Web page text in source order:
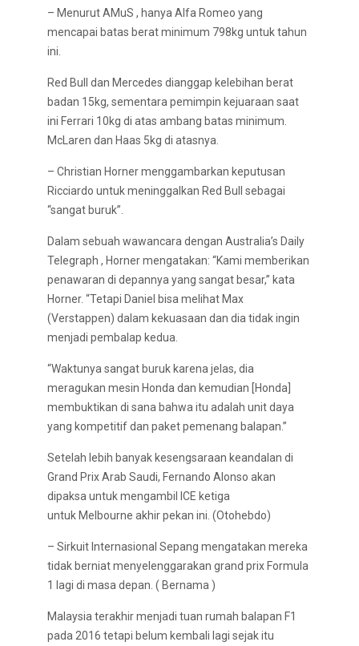
– Menurut AMuS , hanya Alfa Romeo yang
mencapai batas berat minimum 798kg untuk tahun
ini.
Red Bull dan Mercedes dianggap kelebihan berat
badan 15kg, sementara pemimpin kejuaraan saat
ini Ferrari 10kg di atas ambang batas minimum.
McLaren dan Haas 5kg di atasnya.
– Christian Horner menggambarkan keputusan
Ricciardo untuk meninggalkan Red Bull sebagai
“sangat buruk”.
Dalam sebuah wawancara dengan Australia’s Daily
Telegraph , Horner mengatakan: “Kami memberikan
penawaran di depannya yang sangat besar,” kata
Horner. “Tetapi Daniel bisa melihat Max
(Verstappen) dalam kekuasaan dan dia tidak ingin
menjadi pembalap kedua.
“Waktunya sangat buruk karena jelas, dia
meragukan mesin Honda dan kemudian [Honda]
membuktikan di sana bahwa itu adalah unit daya
yang kompetitif dan paket pemenang balapan.”
Setelah lebih banyak kesengsaraan keandalan di
Grand Prix Arab Saudi, Fernando Alonso akan
dipaksa untuk mengambil ICE ketiga
untuk Melbourne akhir pekan ini. (Otohebdo)
– Sirkuit Internasional Sepang mengatakan mereka
tidak berniat menyelenggarakan grand prix Formula
1 lagi di masa depan. ( Bernama )
Malaysia terakhir menjadi tuan rumah balapan F1
pada 2016 tetapi belum kembali lagi sejak itu